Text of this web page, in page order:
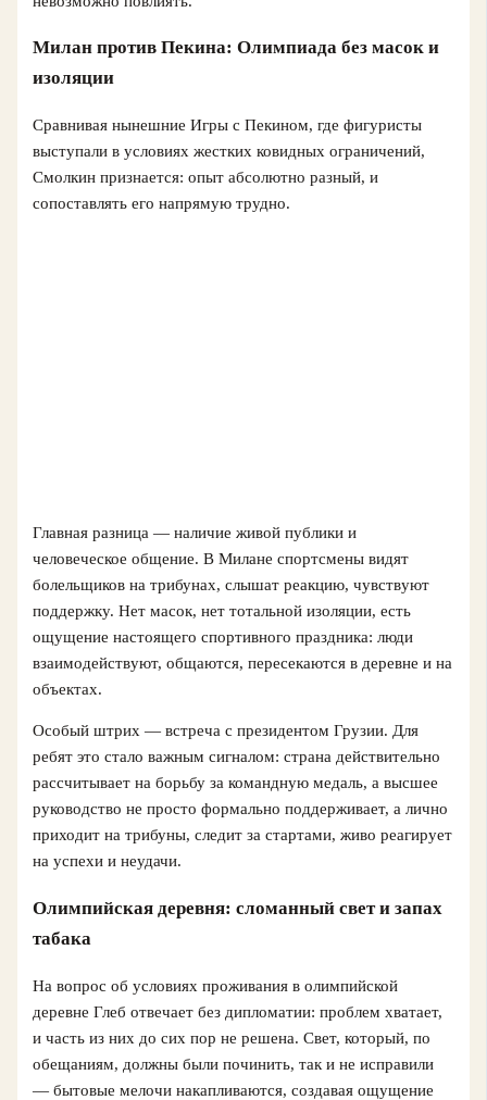
Милан против Пекина: Олимпиада без масок и
изоляции
Сравнивая нынешние Игры с Пекином, где фигуристы
выступали в условиях жестких ковидных ограничений,
Смолкин признается: опыт абсолютно разный, и
сопоставлять его напрямую трудно.
Главная разница — наличие живой публики и
человеческое общение. В Милане спортсмены видят
болельщиков на трибунах, слышат реакцию, чувствуют
поддержку. Нет масок, нет тотальной изоляции, есть
ощущение настоящего спортивного праздника: люди
взаимодействуют, общаются, пересекаются в деревне и на
объектах.
Особый штрих — встреча с президентом Грузии. Для
ребят это стало важным сигналом: страна действительно
рассчитывает на борьбу за командную медаль, а высшее
руководство не просто формально поддерживает, а лично
приходит на трибуны, следит за стартами, живо реагирует
на успехи и неудачи.
Олимпийская деревня: сломанный свет и запах
табака
На вопрос об условиях проживания в олимпийской
деревне Глеб отвечает без дипломатии: проблем хватает,
и часть из них до сих пор не решена. Свет, который, по
обещаниям, должны были починить, так и не исправили
— бытовые мелочи накапливаются, создавая ощущение